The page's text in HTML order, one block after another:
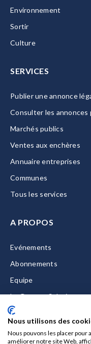
Environnement
Sortir
Culture
SERVICES
Publier une annonce
Consulter les annonces
Marchés publics
Ventes aux enchères
Annuaire entreprises
Communes
Tous les services
A PROPOS
Evénements
Abonnements
Equipe
La Gazette Solutions
Nous contacter
Nous utilisons des
Nous pouvons les placer pour
améliorer notre site Web,